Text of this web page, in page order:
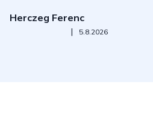
Herczeg Ferenc
Az áruház értékelése 5-ből 5 csillag.
| 5.8.2026